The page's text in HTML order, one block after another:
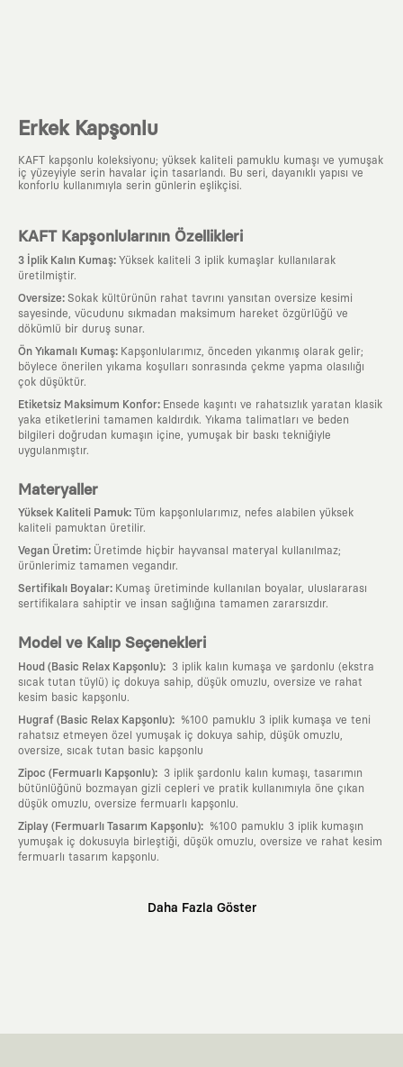
Erkek Kapşonlu
KAFT kapşonlu koleksiyonu; yüksek kaliteli pamuklu kumaşı ve yumuşak
iç yüzeyiyle serin havalar için tasarlandı. Bu seri, dayanıklı yapısı ve
konforlu kullanımıyla serin günlerin eşlikçisi.
KAFT Kapşonlularının Özellikleri
3 İplik Kalın Kumaş: Yüksek kaliteli 3 iplik kumaşlar kullanılarak
üretilmiştir.
Oversize: Sokak kültürünün rahat tavrını yansıtan oversize kesimi
sayesinde, vücudunu sıkmadan maksimum hareket özgürlüğü ve
dökümlü bir duruş sunar.
Ön Yıkamalı Kumaş: Kapşonlularımız, önceden yıkanmış olarak gelir;
böylece önerilen yıkama koşulları sonrasında çekme yapma olasılığı
çok düşüktür.
Etiketsiz Maksimum Konfor: Ensede kaşıntı ve rahatsızlık yaratan klasik
yaka etiketlerini tamamen kaldırdık. Yıkama talimatları ve beden
bilgileri doğrudan kumaşın içine, yumuşak bir baskı tekniğiyle
uygulanmıştır.
Materyaller
Yüksek Kaliteli Pamuk: Tüm kapşonlularımız, nefes alabilen yüksek
kaliteli pamuktan üretilir.
Vegan Üretim: Üretimde hiçbir hayvansal materyal kullanılmaz;
ürünlerimiz tamamen vegandır.
Sertifikalı Boyalar: Kumaş üretiminde kullanılan boyalar, uluslararası
sertifikalara sahiptir ve insan sağlığına tamamen zararsızdır.
Model ve Kalıp Seçenekleri
Houd (Basic Relax Kapşonlu):
3 iplik kalın kumaşa ve şardonlu (ekstra
sıcak tutan tüylü) iç dokuya sahip, düşük omuzlu, oversize ve rahat
kesim basic kapşonlu.
Hugraf (Basic Relax Kapşonlu):
%100 pamuklu 3 iplik kumaşa ve teni
rahatsız etmeyen özel yumuşak iç dokuya sahip, düşük omuzlu,
oversize, sıcak tutan basic kapşonlu
Zipoc (Fermuarlı Kapşonlu):
3 iplik şardonlu kalın kumaşı, tasarımın
bütünlüğünü bozmayan gizli cepleri ve pratik kullanımıyla öne çıkan
düşük omuzlu, oversize fermuarlı kapşonlu.
Ziplay (Fermuarlı Tasarım Kapşonlu):
%100 pamuklu 3 iplik kumaşın
yumuşak iç dokusuyla birleştiği, düşük omuzlu, oversize ve rahat kesim
fermuarlı tasarım kapşonlu.
dolabının en değerli parçası olarak kalacak, hikayesini ve estetik
Daha Fazla Göster